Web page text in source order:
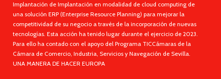
Implantación de Implantación en modalidad de cloud computing de
una solución ERP (Enterprise Resource Planning) para mejorar la
competitividad de su negocio a través de la incorporación de nuevas
tecnologías. Esta acción ha tenido lugar durante el ejercicio de 2023.
Para ello ha contado con el apoyo del Programa TICCámaras de la
Cámara de Comercio, Industria, Servicios y Navegación de Sevilla.
UNA MANERA DE HACER EUROPA